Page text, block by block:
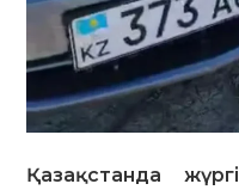
Қазақстанда